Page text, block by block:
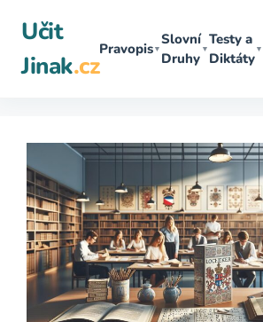
obsah
Učit
Jinak.cz
Pravopis▼
Slovní
Druhy
▼
Testy a
Diktáty
▼